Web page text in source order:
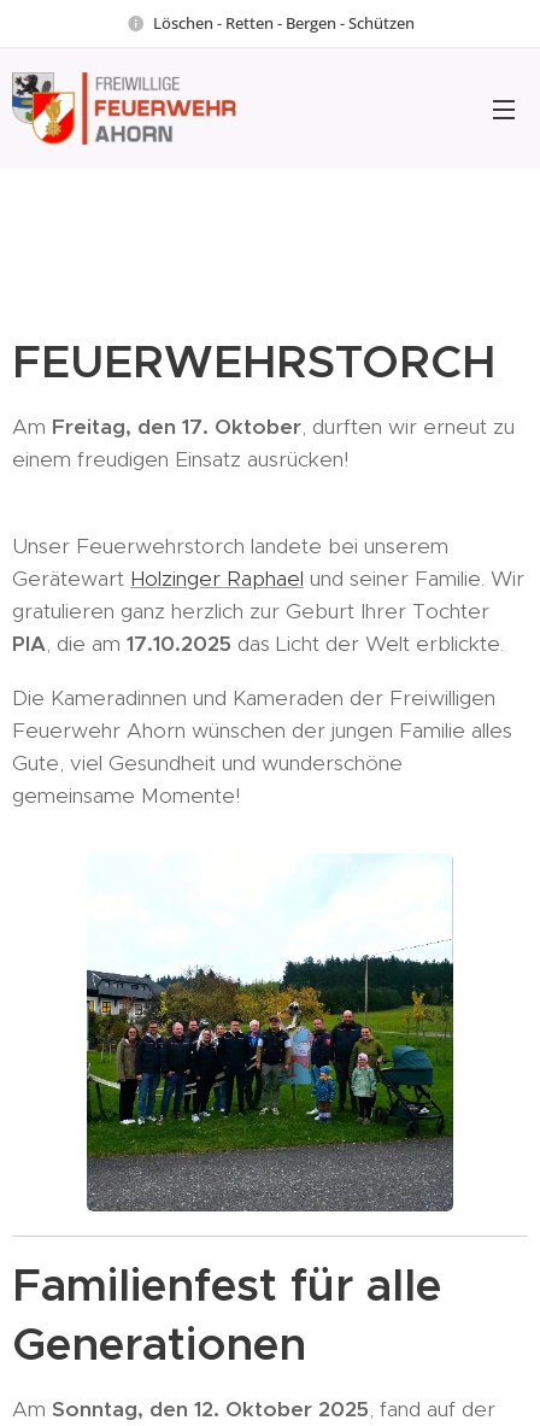
Löschen - Retten - Bergen - Schützen
FEUERWEHRSTORCH
Am Freitag, den 17. Oktober, durften wir erneut zu
einem freudigen Einsatz ausrücken!
Unser Feuerwehrstorch landete bei unserem
Gerätewart Holzinger Raphael und seiner Familie. Wir
gratulieren ganz herzlich zur Geburt Ihrer Tochter
PIA, die am 17.10.2025 das Licht der Welt erblickte.
Die Kameradinnen und Kameraden der Freiwilligen
Feuerwehr Ahorn wünschen der jungen Familie alles
Gute, viel Gesundheit und wunderschöne
gemeinsame Momente!
Familienfest für alle
Generationen
Am Sonntag, den 12. Oktober 2025, fand auf der